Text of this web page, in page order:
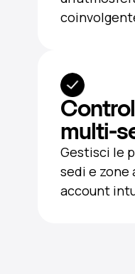
multi-
Gestisci le
sedi e zone
account